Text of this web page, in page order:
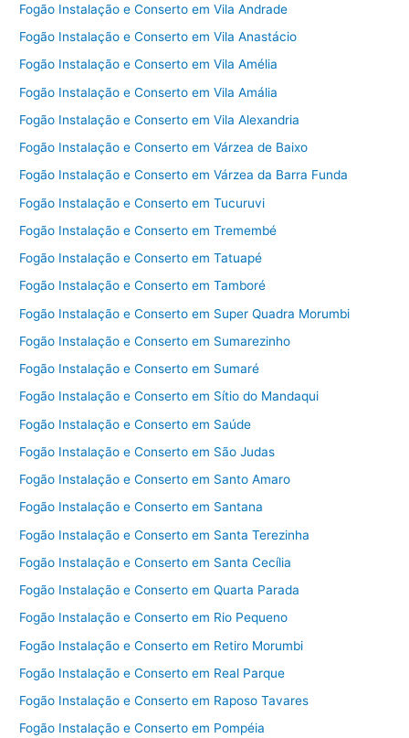
Fogão Instalação e Conserto em Vila Andrade
Fogão Instalação e Conserto em Vila Anastácio
Fogão Instalação e Conserto em Vila Amélia
Fogão Instalação e Conserto em Vila Amália
Fogão Instalação e Conserto em Vila Alexandria
Fogão Instalação e Conserto em Várzea de Baixo
Fogão Instalação e Conserto em Várzea da Barra Funda
Fogão Instalação e Conserto em Tucuruvi
Fogão Instalação e Conserto em Tremembé
Fogão Instalação e Conserto em Tatuapé
Fogão Instalação e Conserto em Tamboré
Fogão Instalação e Conserto em Super Quadra Morumbi
Fogão Instalação e Conserto em Sumarezinho
Fogão Instalação e Conserto em Sumaré
Fogão Instalação e Conserto em Sítio do Mandaqui
Fogão Instalação e Conserto em Saúde
Fogão Instalação e Conserto em São Judas
Fogão Instalação e Conserto em Santo Amaro
Fogão Instalação e Conserto em Santana
Fogão Instalação e Conserto em Santa Terezinha
Fogão Instalação e Conserto em Santa Cecília
Fogão Instalação e Conserto em Quarta Parada
Fogão Instalação e Conserto em Rio Pequeno
Fogão Instalação e Conserto em Retiro Morumbi
Fogão Instalação e Conserto em Real Parque
Fogão Instalação e Conserto em Raposo Tavares
Fogão Instalação e Conserto em Pompéia